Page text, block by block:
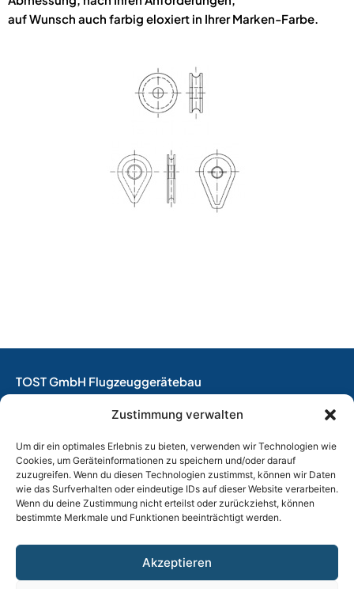
Zustimmung verwalten
Um dir ein optimales Erlebnis zu bieten, verwenden wir Technologien wie
Cookies, um Geräteinformationen zu speichern und/oder darauf
zuzugreifen. Wenn du diesen Technologien zustimmst, können wir Daten
wie das Surfverhalten oder eindeutige IDs auf dieser Website verarbeiten.
Wenn du deine Zustimmung nicht erteilst oder zurückziehst, können
bestimmte Merkmale und Funktionen beeinträchtigt werden.
Akzeptieren
auf Wunsch auch farbig eloxiert in Ihrer Marken-Farbe.
TOST GmbH Flugzeuggerätebau
EASA Instandhaltungsbetrieb
Thalkirchner Straße 62
80337 München
Tel. +49(0)89 544 599 0
E-Mail:info@tost.de
Montag – Donnerstag: 8:00 – 17:00 Uhr